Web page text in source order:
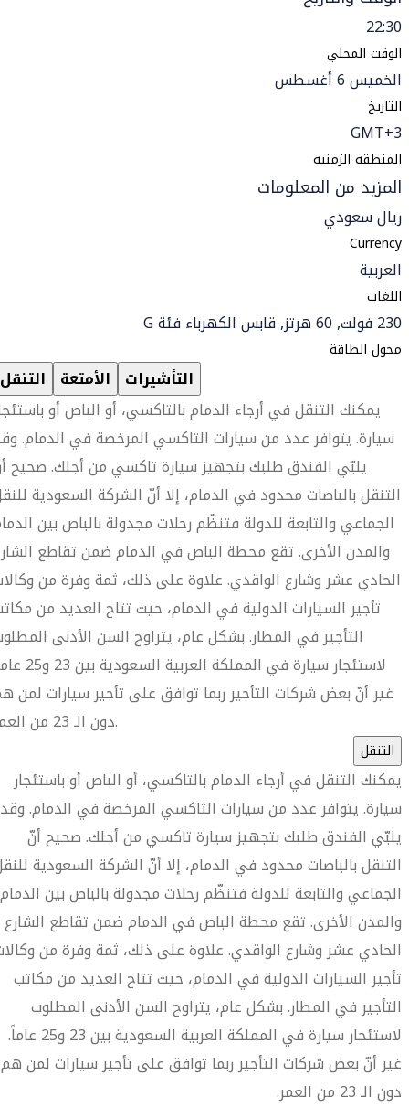
22:30
الوقت المحلي
الخميس 6 أغسطس
التاريخ
GMT+3
المنطقة الزمنية
المزيد من المعلومات
ريال سعودي
Currency
العربية
اللغات
230 فولت, 60 هرتز, قابس الكهرباء فئة G
محول الطاقة
التنقل الأمتعة التأشيرات
يمكنك التنقل في أرجاء الدمام بالتاكسي، أو الباص أو
سيارة. يتوافر عدد من سيارات التاكسي المرخصة في الدمام.
يلبّي الفندق طلبك بتجهيز سيارة تاكسي من أجلك. صحيح
التنقل بالباصات محدود في الدمام، إلا أنّ الشركة السعودية
الجماعي والتابعة للدولة فتنظّم رحلات مجدولة بالباص بين
والمدن الأخرى. تقع محطة الباص في الدمام ضمن تقاطع
الحادي عشر وشارع الواقدي. علاوة على ذلك، ثمة وفرة من
تأجير السيارات الدولية في الدمام، حيث تتاح العديد من
التأجير في المطار. بشكل عام، يتراوح السن الأدنى
لاستئجار سيارة في المملكة
غير أنّ بعض شركات التأجير ربما توافق على تأجير سيارات لمن
دون الـ 23 من العمر.
التنقل
يمكنك التنقل في أرجاء الدمام بالتاكسي، أو الباص أو باستئجار
سيارة. يتوافر عدد من سيارات التاكسي المرخصة في الدمام. وقد
يلبّي الفندق طلبك بتجهيز سيارة تاكسي من أجلك. صحيح أنّ
التنقل بالباصات محدود في الدمام، إلا أنّ الشركة السعودية
الجماعي والتابعة للدولة فتنظّم رحلات مجدولة بالباص بين الدمام
والمدن الأخرى. تقع محطة الباص في الدمام ضمن تقاطع الشارع
الحادي عشر وشارع الواقدي. علاوة على ذلك، ثمة وفرة من
تأجير السيارات الدولية في الدمام، حيث تتاح العديد من مكاتب
التأجير في المطار. بشكل عام، يتراوح السن الأدنى المطلوب
لاستئجار سيارة في المملكة العربية السعودية بين 23 و25 عاماً.
غير أنّ بعض شركات التأجير ربما توافق على تأجير سيارات لمن هم
دون الـ 23 من العمر.